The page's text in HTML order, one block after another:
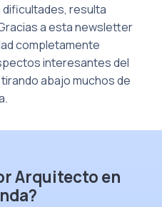
resulta
a esta newsletter
completamente
interesantes del
abajo muchos de
Arquitecto en